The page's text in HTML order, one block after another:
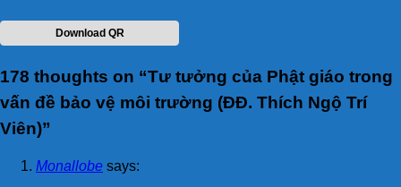
Download QR
178 thoughts on “Tư tưởng của Phật giáo trong
vấn đề bảo vệ môi trường (ĐĐ. Thích Ngộ Trí
Viên)”
Monallobe says: